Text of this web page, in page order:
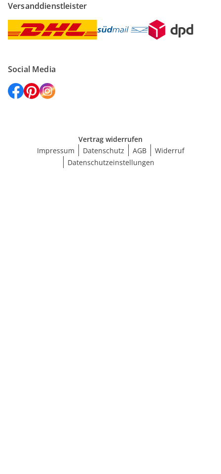
Versanddienstleister
Social Media
Vertrag widerrufen
Impressum
Datenschutz AGB
Widerruf
Datenschutzeinstellungen